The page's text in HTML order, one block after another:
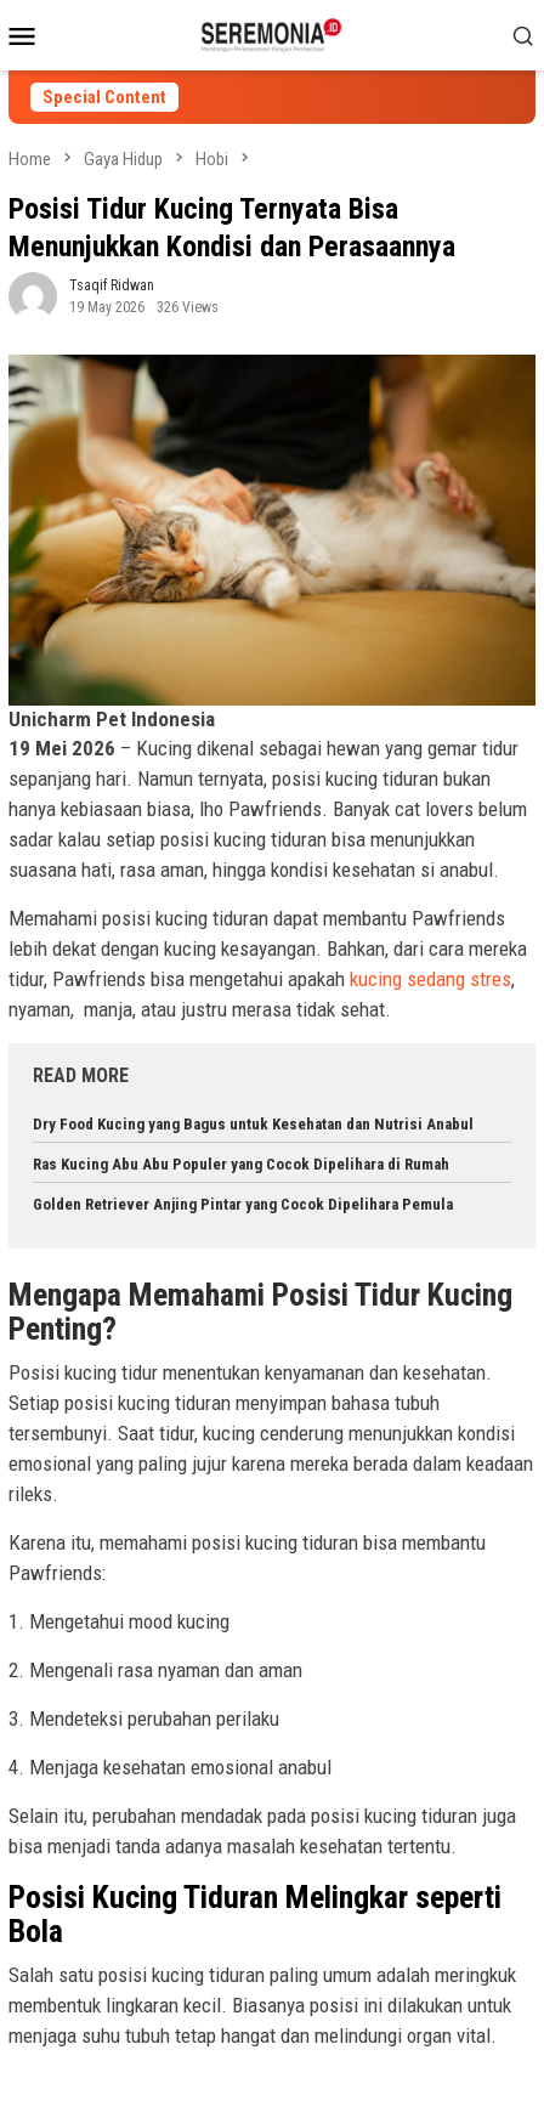
to
contentMenu
Special Content
Home Gaya Hidup Hobi
Posisi Tidur Kucing Ternyata Bisa
Menunjukkan Kondisi dan Perasaannya
Tsaqif Ridwan
19 May 2026
326 Views
Unicharm Pet Indonesia
19 Mei 2026 – Kucing dikenal sebagai hewan yang gemar tidur
sepanjang hari. Namun ternyata, posisi kucing tiduran bukan
hanya kebiasaan biasa, lho Pawfriends. Banyak cat lovers belum
sadar kalau setiap posisi kucing tiduran bisa menunjukkan
suasana hati, rasa aman, hingga kondisi kesehatan si anabul.
Memahami posisi kucing tiduran dapat membantu Pawfriends
lebih dekat dengan kucing kesayangan. Bahkan, dari cara mereka
tidur, Pawfriends bisa mengetahui apakah kucing sedang stres,
nyaman, manja, atau justru merasa tidak sehat.
READ MORE
Dry Food Kucing yang Bagus untuk Kesehatan dan Nutrisi Anabul
Ras Kucing Abu Abu Populer yang Cocok Dipelihara di Rumah
Golden Retriever Anjing Pintar yang Cocok Dipelihara Pemula
Mengapa Memahami Posisi Tidur Kucing
Penting?
Posisi kucing tidur menentukan kenyamanan dan kesehatan.
Setiap posisi kucing tiduran menyimpan bahasa tubuh
tersembunyi. Saat tidur, kucing cenderung menunjukkan kondisi
emosional yang paling jujur karena mereka berada dalam keadaan
rileks.
Karena itu, memahami posisi kucing tiduran bisa membantu
Pawfriends:
1. Mengetahui mood kucing
2. Mengenali rasa nyaman dan aman
3. Mendeteksi perubahan perilaku
4. Menjaga kesehatan emosional anabul
Selain itu, perubahan mendadak pada posisi kucing tiduran juga
bisa menjadi tanda adanya masalah kesehatan tertentu.
Posisi Kucing Tiduran Melingkar seperti
Bola
Salah satu posisi kucing tiduran paling umum adalah meringkuk
membentuk lingkaran kecil. Biasanya posisi ini dilakukan untuk
menjaga suhu tubuh tetap hangat dan melindungi organ vital.